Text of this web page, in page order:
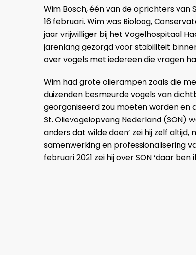
Wim Bosch, één van de oprichters
16 februari. Wim was Bioloog,
jaar vrijwilliger bij het Vogelhospitaal
jarenlang gezorgd voor stabiliteit
over vogels met iedereen die vragen
Wim had grote olierampen zoals die
duizenden besmeurde vogels van
georganiseerd zou moeten worden en
St. Olievogelopvang Nederland (SON)
anders dat wilde doen’ zei hij zelf
samenwerking en professionalisering
februari 2021 zei hij over SON ‘daar